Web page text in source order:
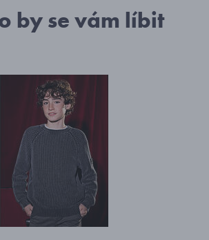
by se vám líbit